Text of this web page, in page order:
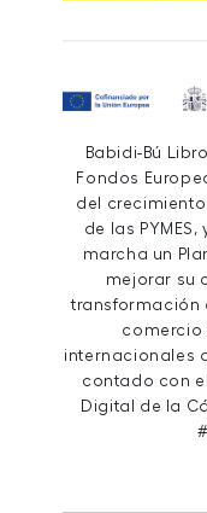
Babidi-Bú
Fondos
del
de las
marcha un
mejorar su
transformación
comercio
internacionales
contado con
Digital de la